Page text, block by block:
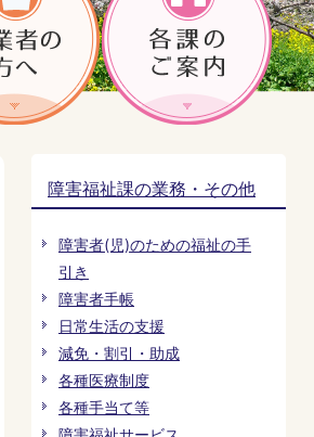
障害福祉課の業務・その他
障害者(児)のための福祉の手
引き
障害者手帳
日常生活の支援
減免・割引・助成
各種医療制度
各種手当て等